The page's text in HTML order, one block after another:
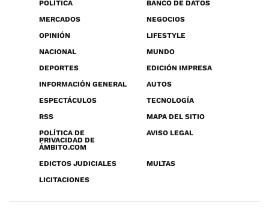
POLÍTICA
BANCO DE DATOS
MERCADOS
NEGOCIOS
OPINIÓN
LIFESTYLE
NACIONAL
MUNDO
DEPORTES
EDICIÓN IMPRESA
INFORMACIÓN GENERAL
AUTOS
ESPECTÁCULOS
TECNOLOGÍA
RSS
MAPA DEL SITIO
POLÍTICA DE
PRIVACIDAD DE
ÁMBITO.COM
AVISO LEGAL
EDICTOS JUDICIALES
MULTAS
LICITACIONES